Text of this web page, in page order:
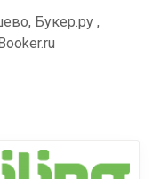
Букер.ру ,